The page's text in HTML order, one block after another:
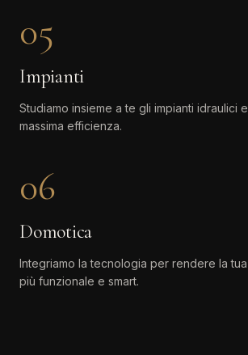
05
Impianti
Studiamo insieme a te gli impianti idraulici
massima efficienza.
06
Domotica
Integriamo la tecnologia per rendere la
più funzionale e smart.